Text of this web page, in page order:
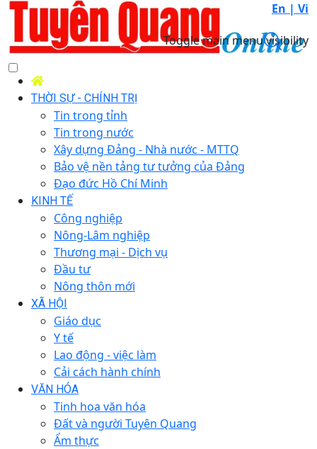
En | Vi
Toggle main menu visibility
THỜI SỰ - CHÍNH TRỊ
Tin trong tỉnh
Tin trong nước
Xây dựng Đảng - Nhà nước - MTTQ
Bảo vệ nền tảng tư tưởng của Đảng
Đạo đức Hồ Chí Minh
KINH TẾ
Công nghiệp
Nông-Lâm nghiệp
Thương mại - Dịch vụ
Đầu tư
Nông thôn mới
XÃ HỘI
Giáo dục
Y tế
Lao động - việc làm
Cải cách hành chính
VĂN HÓA
Tinh hoa văn hóa
Đất và người Tuyên Quang
Ẩm thực